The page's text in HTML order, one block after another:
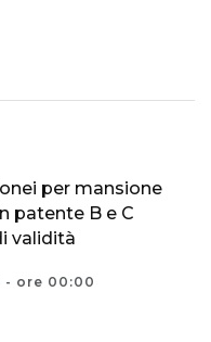
per mansione
patente B e C
validità
- ore 00:00